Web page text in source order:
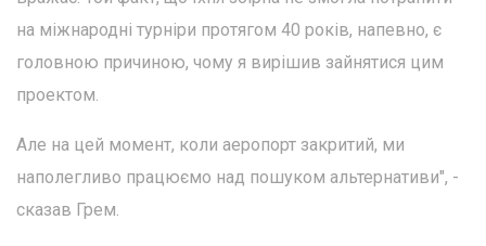
на міжнародні турніри протягом 40 років, напевно, є
головною причиною, чому я вирішив зайнятися цим
проектом.
Але на цей момент, коли аеропорт закритий, ми
наполегливо працюємо над пошуком альтернативи", -
сказав Грем.